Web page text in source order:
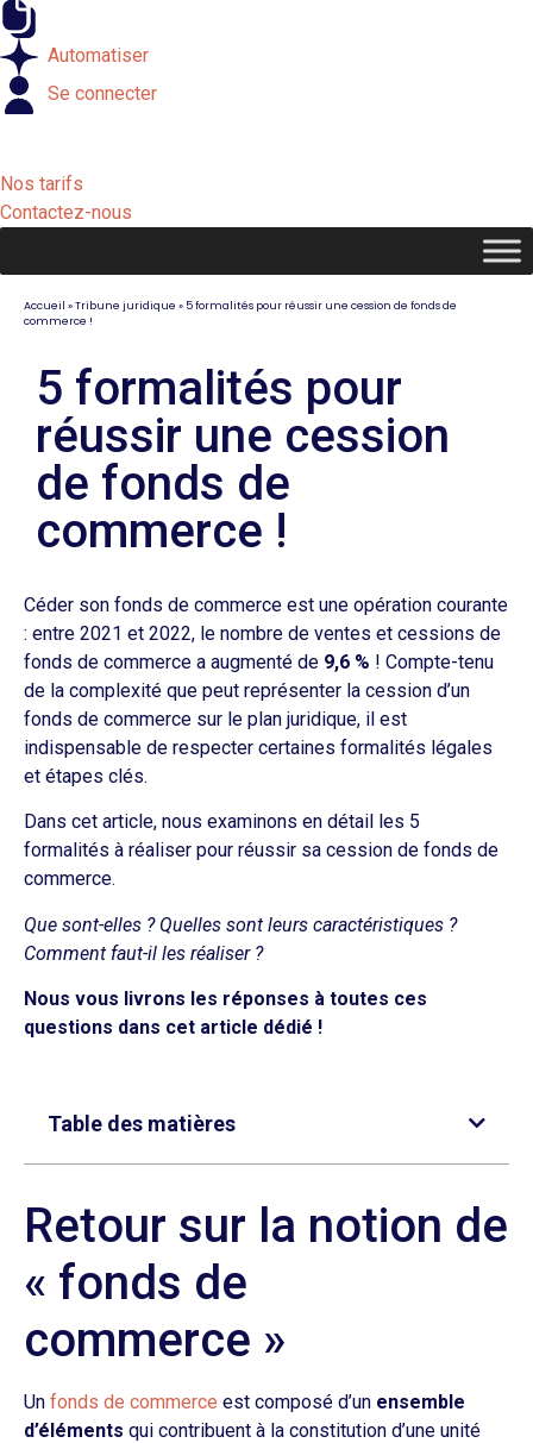
Automatiser
Se connecter
Nos tarifs
Contactez-nous
Accueil »Tribune juridique » 5 formalités pour réussir une cession de fonds de
commerce !
5 formalités pour
réussir une cession
de fonds de
commerce !
Céder son fonds de commerce est une opération courante
: entre 2021 et 2022, le nombre de ventes et cessions de
fonds de commerce a augmenté de 9,6 % ! Compte-tenu
de la complexité que peut représenter la cession d’un
fonds de commerce sur le plan juridique, il est
indispensable de respecter certaines formalités légales
et étapes clés.
Dans cet article, nous examinons en détail les 5
formalités à réaliser pour réussir sa cession de fonds de
commerce.
Que sont-elles ? Quelles sont leurs caractéristiques ?
Comment faut-il les réaliser ?
Nous vous livrons les réponses à toutes ces
questions dans cet article dédié !
Table des matières
Retour sur la notion de
« fonds de
commerce »
Un fonds de commerce est composé d’un ensemble
d’éléments qui contribuent à la constitution d’une unité